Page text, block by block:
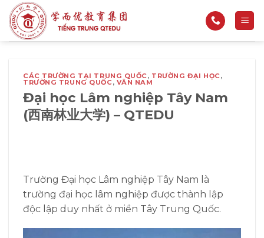
qua
nội
CÁC TRƯỜNG TẠI TRUNG QUỐC, TRƯỜNG ĐẠI HỌC,
TRƯỜNG TRUNG QUỐC, VÂN NAM
Đại học Lâm nghiệp Tây Nam
(西南林业大学) – QTEDU
Trường Đại học Lâm nghiệp Tây Nam là
trường đại học lâm nghiệp được thành lập
độc lập duy nhất ở miền Tây Trung Quốc.